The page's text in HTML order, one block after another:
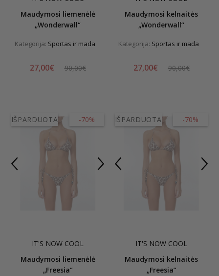
Maudymosi liemenėlė
„Wonderwall“
Kategorija: Sportas ir mada
27,00€ 90,00€
Maudymosi kelnaitės
„Wonderwall“
Kategorija: Sportas ir mada
27,00€ 90,00€
-70%
IŠPARDUOTA
IT'S NOW COOL
Maudymosi liemenėlė
„Freesia”
-70%
IŠPARDUOTA
IT'S NOW COOL
Maudymosi kelnaitės
„Freesia”